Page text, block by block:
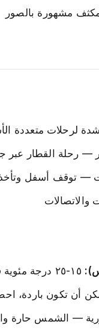
مشهورة بالصور
لرحلات متعددة
— رحلة القطار عبر
— توقف أسفل وتأخذ
أن تكون باردة،
— الشمس حارة